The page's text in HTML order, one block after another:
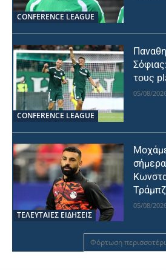
CONFERENCE LEAGUE
CONFERENCE LEAGUE
τους
05/08/
ΤΕΛΕΥΤΑΙΕΣ ΕΙΔΗΣΕΙΣ
05/08/
Φόρτωση